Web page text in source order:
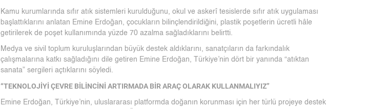
Kamu kurumlarında sıfır atık sistemleri kurulduğunu, okul ve askerî tesislerde sıfır atık uygulaması
başlattıklarını anlatan Emine Erdoğan, çocukların bilinçlendirildiğini, plastik poşetlerin ücretli hâle
getirilerek de poşet kullanımında yüzde 70 azalma sağladıklarını belirtti.
Medya ve sivil toplum kuruluşlarından büyük destek aldıklarını, sanatçıların da farkındalık
çalışmalarına katkı sağladığını dile getiren Emine Erdoğan, Türkiye’nin dört bir yanında “atıktan
sanata” sergileri açtıklarını söyledi.
“TEKNOLOJİYİ ÇEVRE BİLİNCİNİ ARTIRMADA BİR ARAÇ OLARAK KULLANMALIYIZ”
Emine Erdoğan, Türkiye’nin, uluslararası platformda doğanın korunması için her türlü projeye destek